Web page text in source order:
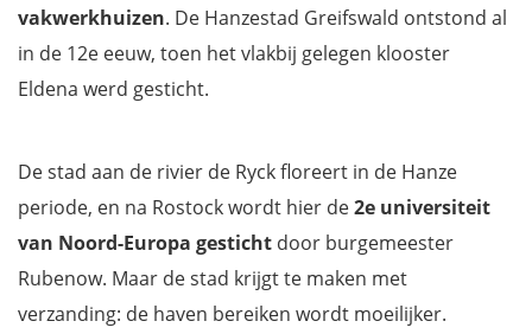
vakwerkhuizen. De Hanzestad Greifswald ontstond al
in de 12e eeuw, toen het vlakbij gelegen klooster
Eldena werd gesticht.
De stad aan de rivier de Ryck floreert in de Hanze
periode, en na Rostock wordt hier de2e universiteit
van Noord-Europa gesticht door burgemeester
Rubenow. Maar de stad krijgt te maken met
verzanding: de haven bereiken wordt moeilijker.